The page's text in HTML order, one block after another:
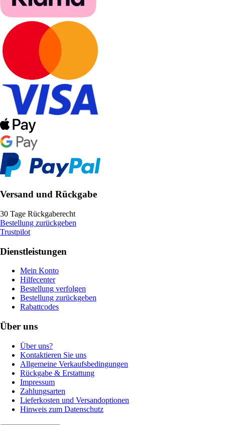
Versand und Rückgabe
30 Tage Rückgaberecht
Bestellung zurückgeben
Trustpilot
Dienstleistungen
Mein Konto
Hilfecenter
Bestellung verfolgen
Bestellung zurückgeben
Rabattcodes
Über uns
Über uns?
Kontaktieren Sie uns
Allgemeine Verkaufsbedingungen
Rückgabe & Erstattung
Impressum
Zahlungsarten
Lieferkosten und Versandoptionen
Hinweis zum Datenschutz